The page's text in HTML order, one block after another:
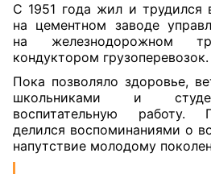
С 1951 года жил и трудился
на цементном заводе
на железнодорожном
кондуктором грузоперевозок.
Пока позволяло здоровье,
школьниками и
воспитательную работу.
делился воспоминаниями о
напутствие молодому